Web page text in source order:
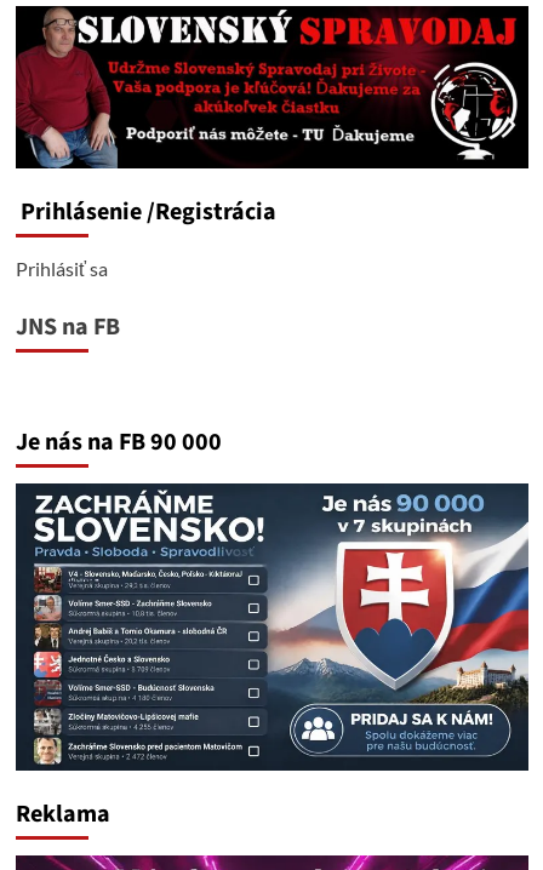
Prihlásenie/Registrácia
Prihlásiť sa
JNS na FB
Je nás na FB 90 000
Reklama